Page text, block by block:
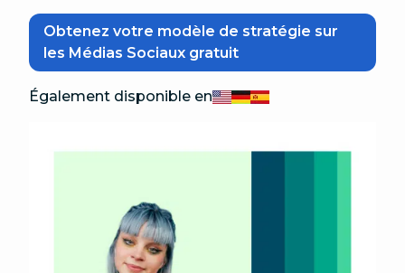
Obtenez votre modèle de stratégie sur
les Médias Sociaux gratuit
Également disponible enEnglish
Deutsch
Español